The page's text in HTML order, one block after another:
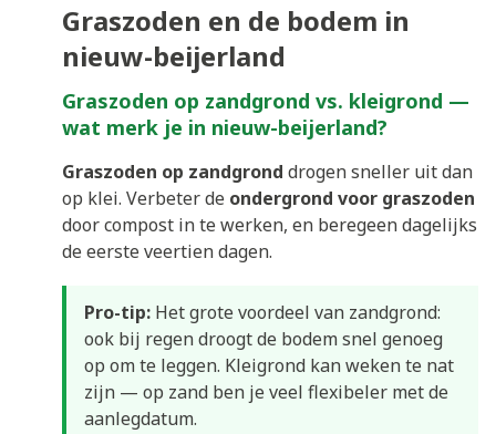
Graszoden en de bodem in
nieuw-beijerland
Graszoden op zandgrond vs. kleigrond —
wat merk je in nieuw-beijerland?
Graszoden op zandgrond drogen sneller uit dan
op klei. Verbeter de ondergrond voor graszoden
door compost in te werken, en beregeen dagelijks
de eerste veertien dagen.
Pro-tip: Het grote voordeel van zandgrond:
ook bij regen droogt de bodem snel genoeg
op om te leggen. Kleigrond kan weken te nat
zijn — op zand ben je veel flexibeler met de
aanlegdatum.